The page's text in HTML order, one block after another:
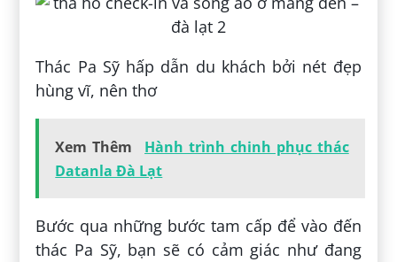
Thác Pa Sỹ hấp dẫn du khách bởi nét đẹp
hùng vĩ, nên thơ
Xem Thêm
Hành trình chinh phục thác
Datanla Đà Lạt
Bước qua những bước tam cấp để vào đến
thác Pa Sỹ, bạn sẽ có cảm giác như đang